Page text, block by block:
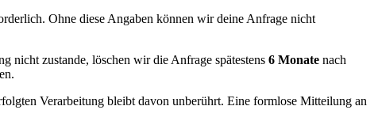
Ohne diese Angaben können wir deine Anfrage nicht
nicht zustande, löschen wir die Anfrage spätestens 6 Monate nach
Verarbeitung bleibt davon unberührt. Eine formlose Mitteilung an